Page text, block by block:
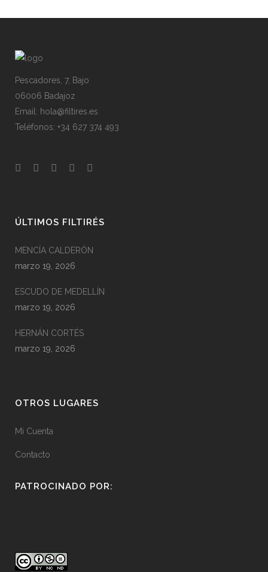
Pescadores, 7, Bajo
06006 Badajoz
Email: hola@filtires.es
Teléfonos: +34 627 374 493
ÚLTIMOS FILTIRÉS
MENCÍA CALDERÓN
marzo 19, 2026
ESCUDO DE MEDELLÍN
marzo 19, 2026
HERNÁN CORTÉS
marzo 19, 2026
OTROS LUGARES
Mi Cuenta
Contacto
PATROCINADO POR: